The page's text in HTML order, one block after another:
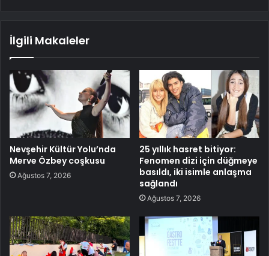
İlgili Makaleler
Nevşehir Kültür Yolu’nda
Merve Özbey coşkusu
Ağustos 7, 2026
25 yıllık hasret bitiyor:
Fenomen dizi için düğmeye
basıldı, iki isimle anlaşma
sağlandı
Ağustos 7, 2026